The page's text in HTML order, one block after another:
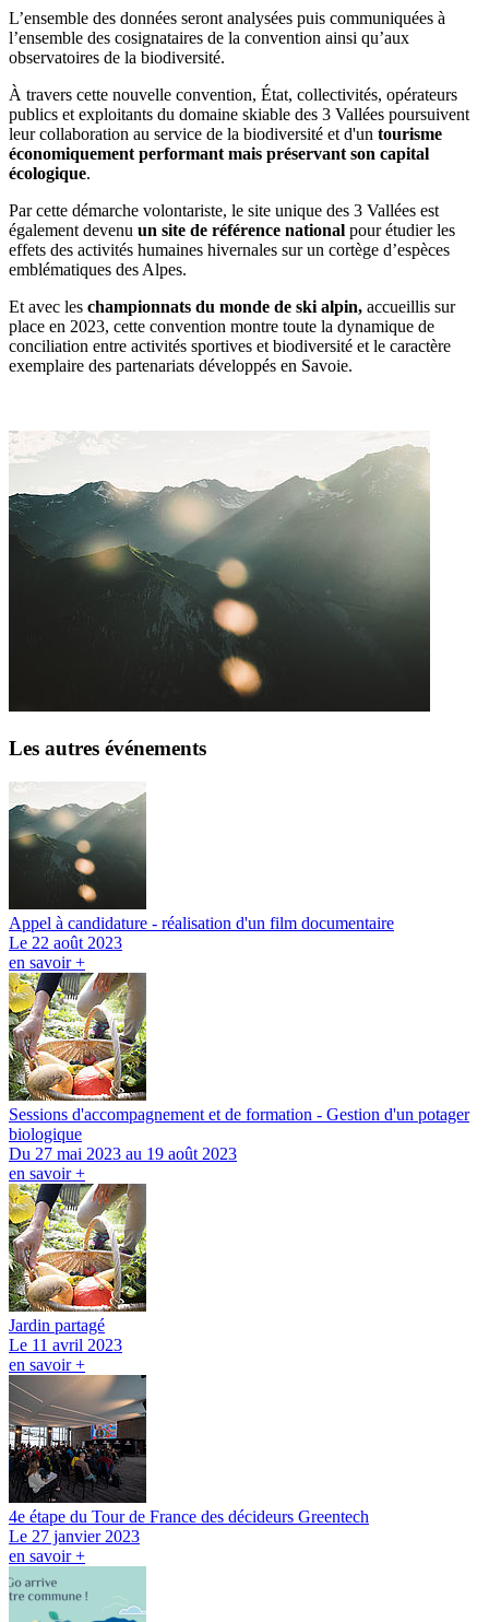
L’ensemble des données seront analysées puis communiquées à
l’ensemble des cosignataires de la convention ainsi qu’aux
observatoires de la biodiversité.
À travers cette nouvelle convention, État, collectivités, opérateurs
publics et exploitants du domaine skiable des 3 Vallées poursuivent
leur collaboration au service de la biodiversité et d'un tourisme
économiquement performant mais préservant son capital
écologique.
Par cette démarche volontariste, le site unique des 3 Vallées est
également devenu un site de référence national pour étudier les
effets des activités humaines hivernales sur un cortège d’espèces
emblématiques des Alpes.
Et avec les championnats du monde de ski alpin, accueillis sur
place en 2023, cette convention montre toute la dynamique de
conciliation entre activités sportives et biodiversité et le caractère
exemplaire des partenariats développés en Savoie.
Les autres événements
Appel à candidature - réalisation d'un film documentaire
Le 22 août 2023
en savoir +
Sessions d'accompagnement et de formation - Gestion d'un potager
biologique
Du 27 mai 2023 au 19 août 2023
en savoir +
Jardin partagé
Le 11 avril 2023
en savoir +
4e étape du Tour de France des décideurs Greentech
Le 27 janvier 2023
en savoir +